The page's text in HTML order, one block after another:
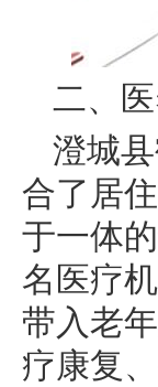
二、
澄城
合了居
于一体
名医疗
带入老
疗康复